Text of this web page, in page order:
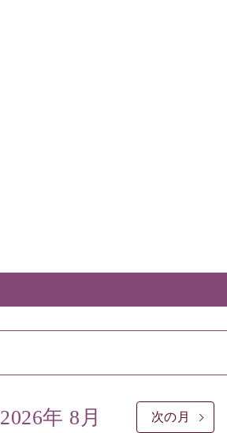
2026年 8月 次の月